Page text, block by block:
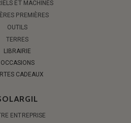
ET MACHINES
PREMIÈRES
OUTILS
TERRES
LIBRAIRIE
OCCASIONS
CADEAUX
ENTREPRISE